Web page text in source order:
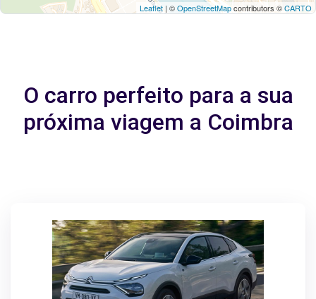
Leaflet | ©OpenStreetMapcontributors ©CARTO
O carro perfeito para a sua
próxima viagem a Coimbra